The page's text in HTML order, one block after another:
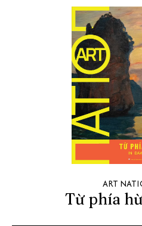
ART
Từ phía